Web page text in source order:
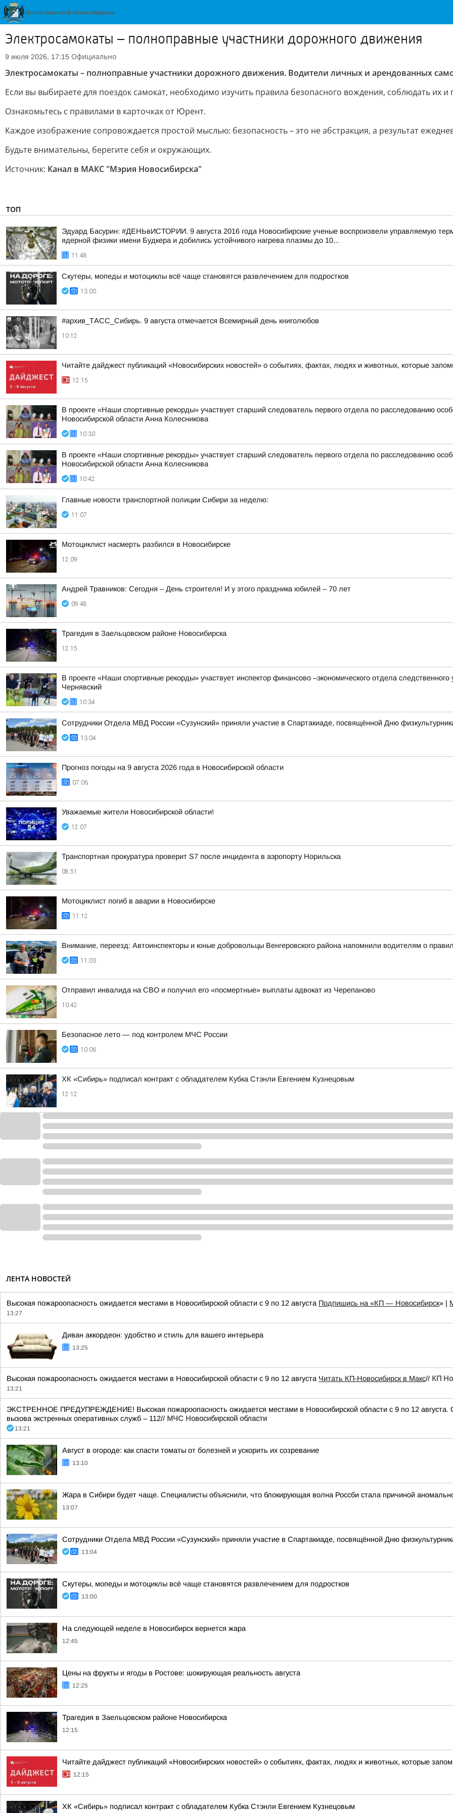
Электросамокаты – полноправные участники дорожного движения
9 июля 2026, 17:15 Официально
Электросамокаты – полноправные участники дорожного движения. Водители личных и арендованных
Если вы выбираете для поездок самокат, необходимо изучить правила безопасного вождения, соблюдать их
Ознакомьтесь с правилами в карточках от Юрент.
Каждое изображение сопровождается простой мыслью: безопасность – это не абстракция, а результат
Будьте внимательны, берегите себя и окружающих.
Источник: Канал в МАКС "Мэрия Новосибирска"
ТОП
Эдуард Басурин: #ДЕНЬвИСТОРИИ. 9 августа 2016 года Новосибирские ученые воспроизвели управляемую
ядерной физики имени Будкера и добились устойчивого нагрева плазмы до 10...
11:48
Скутеры, мопеды и мотоциклы всё чаще становятся развлечением для подростков
13:00
#архив_ТАСС_Сибирь. 9 августа отмечается Всемирный день книголюбов
10:12
Читайте дайджест публикаций «Новосибирских новостей» о событиях, фактах, людях и животных, которые
12:15
В проекте «Наши спортивные рекорды» участвует старший следователь первого отдела по расследованию
Новосибирской области Анна Колесникова
10:30
В проекте «Наши спортивные рекорды» участвует старший следователь первого отдела по расследованию
Новосибирской области Анна Колесникова
10:42
Главные новости транспортной полиции Сибири за неделю:
11:07
Мотоциклист насмерть разбился в Новосибирске
12:09
Андрей Травников: Сегодня – День строителя! И у этого праздника юбилей – 70 лет
09:48
Трагедия в Заельцовском районе Новосибирска
12:15
В проекте «Наши спортивные рекорды» участвует инспектор финансово –экономического отдела
Чернявский
10:34
Сотрудники Отдела МВД России «Сузунский» приняли участие в Спартакиаде, посвящённой Дню
13:04
Прогноз погоды на 9 августа 2026 года в Новосибирской области
07:06
Уважаемые жители Новосибирской области!
12:07
Транспортная прокуратура проверит S7 после инцидента в аэропорту Норильска
08:51
Мотоциклист погиб в аварии в Новосибирске
11:12
Внимание, переезд: Автоинспекторы и юные добровольцы Венгеровского района напомнили водителям о
11:03
Отправил инвалида на СВО и получил его «посмертные» выплаты адвокат из Черепаново
10:42
Безопасное лето — под контролем МЧС России
10:06
ХК «Сибирь» подписал контракт с обладателем Кубка Стэнли Евгением Кузнецовым
12:12
ЛЕНТА НОВОСТЕЙ
Высокая пожароопасность ожидается местами в Новосибирской области с 9 по 12 августа Подпишись на «КП — Новосибирск» |
13:27
Диван аккордеон: удобство и стиль для вашего интерьера
13:25
Высокая пожароопасность ожидается местами в Новосибирской области с 9 по 12 августа Читать КП-Новосибирск в Макс// КП
13:21
ЭКСТРЕННОЕ ПРЕДУПРЕЖДЕНИЕ! Высокая пожароопасность ожидается местами в Новосибирской области с 9 по 12
вызова экстренных оперативных служб – 112// МЧС Новосибирской области
13:21
Август в огороде: как спасти томаты от болезней и ускорить их созревание
13:10
Жара в Сибири будет чаще. Специалисты объяснили, что блокирующая волна Россби стала причиной
13:07
Сотрудники Отдела МВД России «Сузунский» приняли участие в Спартакиаде, посвящённой Дню
13:04
Скутеры, мопеды и мотоциклы всё чаще становятся развлечением для подростков
13:00
На следующей неделе в Новосибирск вернется жара
12:45
Цены на фрукты и ягоды в Ростове: шокирующая реальность августа
12:25
Трагедия в Заельцовском районе Новосибирска
12:15
Читайте дайджест публикаций «Новосибирских новостей» о событиях, фактах, людях и животных, которые
12:15
ХК «Сибирь» подписал контракт с обладателем Кубка Стэнли Евгением Кузнецовым